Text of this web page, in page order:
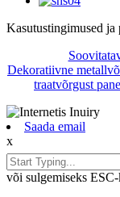
Kasutustingimused ja
Dekoratiivne
traatvõrgust
Saada email
x
või sulgemiseks